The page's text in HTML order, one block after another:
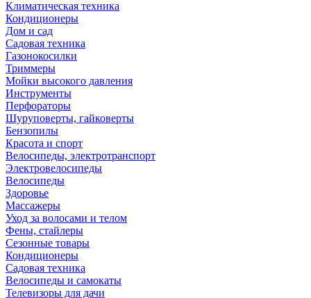
Климатическая техника
Кондиционеры
Дом и сад
Садовая техника
Газонокосилки
Триммеры
Мойки высокого давления
Инструменты
Перфораторы
Шуруповерты, гайковерты
Бензопилы
Красота и спорт
Велосипеды, электротранспорт
Электровелосипеды
Велосипеды
Здоровье
Массажеры
Уход за волосами и телом
Фены, стайлеры
Сезонные товары
Кондиционеры
Садовая техника
Велосипеды и самокаты
Телевизоры для дачи